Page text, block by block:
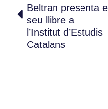
Beltran presenta el
seu llibre a
l’Institut d’Estudis
Catalans